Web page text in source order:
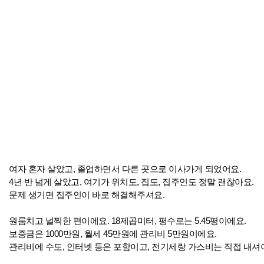
여자 혼자 살았고, 졸업하면서 다른 곳으로 이사가게 되었어요.
4년 반 넘게 살았고, 여기가 위치도, 집도, 집주인도 정말 괜찮아요.
문제 생기면 집주인이 바로 해결해주셔요.
원룸치고 널찍한 편이에요. 18제곱미터, 평수로는 5.45평이에요.
보증금은 1000만원, 월세 45만원에 관리비 5만원이에요.
관리비에 수도, 인터넷 등은 포함이고, 전기세랑 가스비는 직접 내셔